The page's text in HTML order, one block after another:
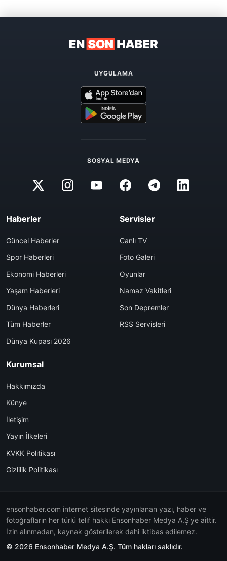
UYGULAMA
SOSYAL MEDYA
Haberler
Güncel Haberler
Spor Haberleri
Ekonomi Haberleri
Yaşam Haberleri
Dünya Haberleri
Tüm Haberler
Dünya Kupası 2026
Servisler
Canlı TV
Foto Galeri
Oyunlar
Namaz Vakitleri
Son Depremler
RSS Servisleri
Kurumsal
Hakkımızda
Künye
İletişim
Yayın İlkeleri
KVKK Politikası
Gizlilik Politikası
ensonhaber.com internet sitesinde yayınlanan yazı, haber ve
fotoğrafların her türlü telif hakkı Ensonhaber Medya A.Ş'ye aittir.
İzin alınmadan, kaynak gösterilerek dahi iktibas edilemez.
© 2026 Ensonhaber Medya A.Ş. Tüm hakları saklıdır.